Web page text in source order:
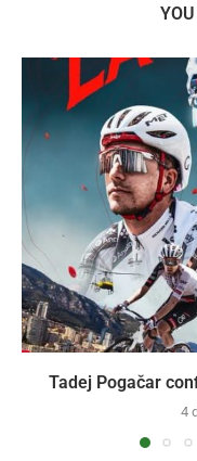
Tadej Pogačar
4